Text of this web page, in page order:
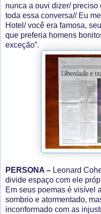
nunca a ouvi dizer/
toda essa conversa// Eu
Hotel/ você era famosa,
que preferia homens
exceção”.
PERSONA – Leonard
divide espaço com ele
Em seus poemas é visível
sombrio e atormentado,
inconformado com as